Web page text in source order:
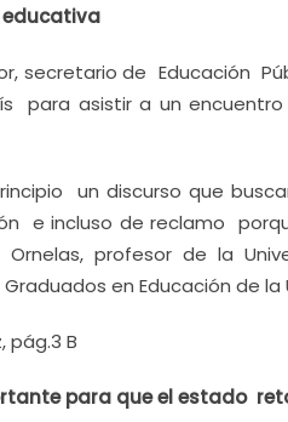
educativa
secretario de Educación
para asistir a un
un discurso que
e incluso de reclamo
profesor de la
en Educación de la
pág.3 B
para que el estado